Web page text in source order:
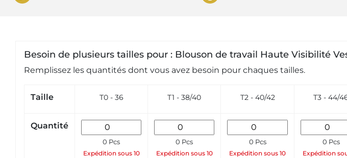
Besoin de plusieurs tailles pour : Blouson de travail Haute Visibilité
Remplissez les quantités dont vous avez besoin pour chaques tailles.
Taille T0 - 36 T1 - 38/40 T2 - 40/42 T3 - 44/
Quantité
0 Pcs
Expédition sous 10
0 Pcs
Expédition sous 10
0 Pcs
Expédition sous 10
0 Pcs
Expédition